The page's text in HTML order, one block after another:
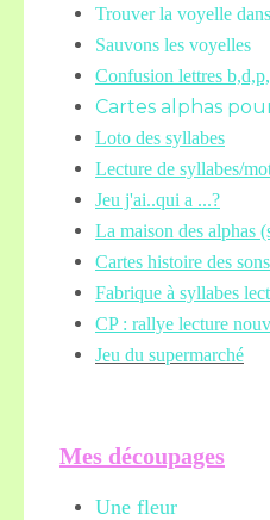
Trouver la voyelle
Sauvons les voyelles
Confusion lettres
Cartes alphas
Loto des syllabes
Lecture de syllabes/
Jeu j'ai..qui a ...?
La maison des alphas
Cartes histoire des
Fabrique à syllabes
CP : rallye lecture
Jeu du supermarché
Mes découpages
Une fleur